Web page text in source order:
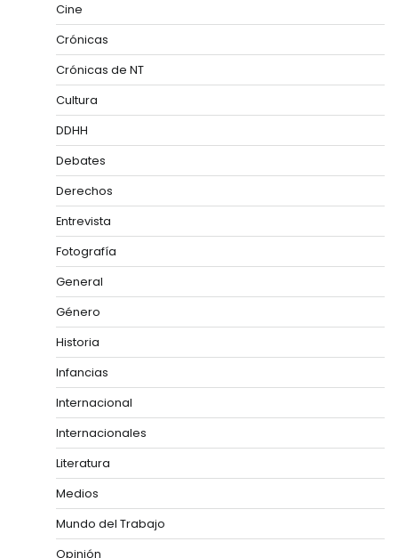
Cine
Crónicas
Crónicas de NT
Cultura
DDHH
Debates
Derechos
Entrevista
Fotografía
General
Género
Historia
Infancias
Internacional
Internacionales
Literatura
Medios
Mundo del Trabajo
Opinión